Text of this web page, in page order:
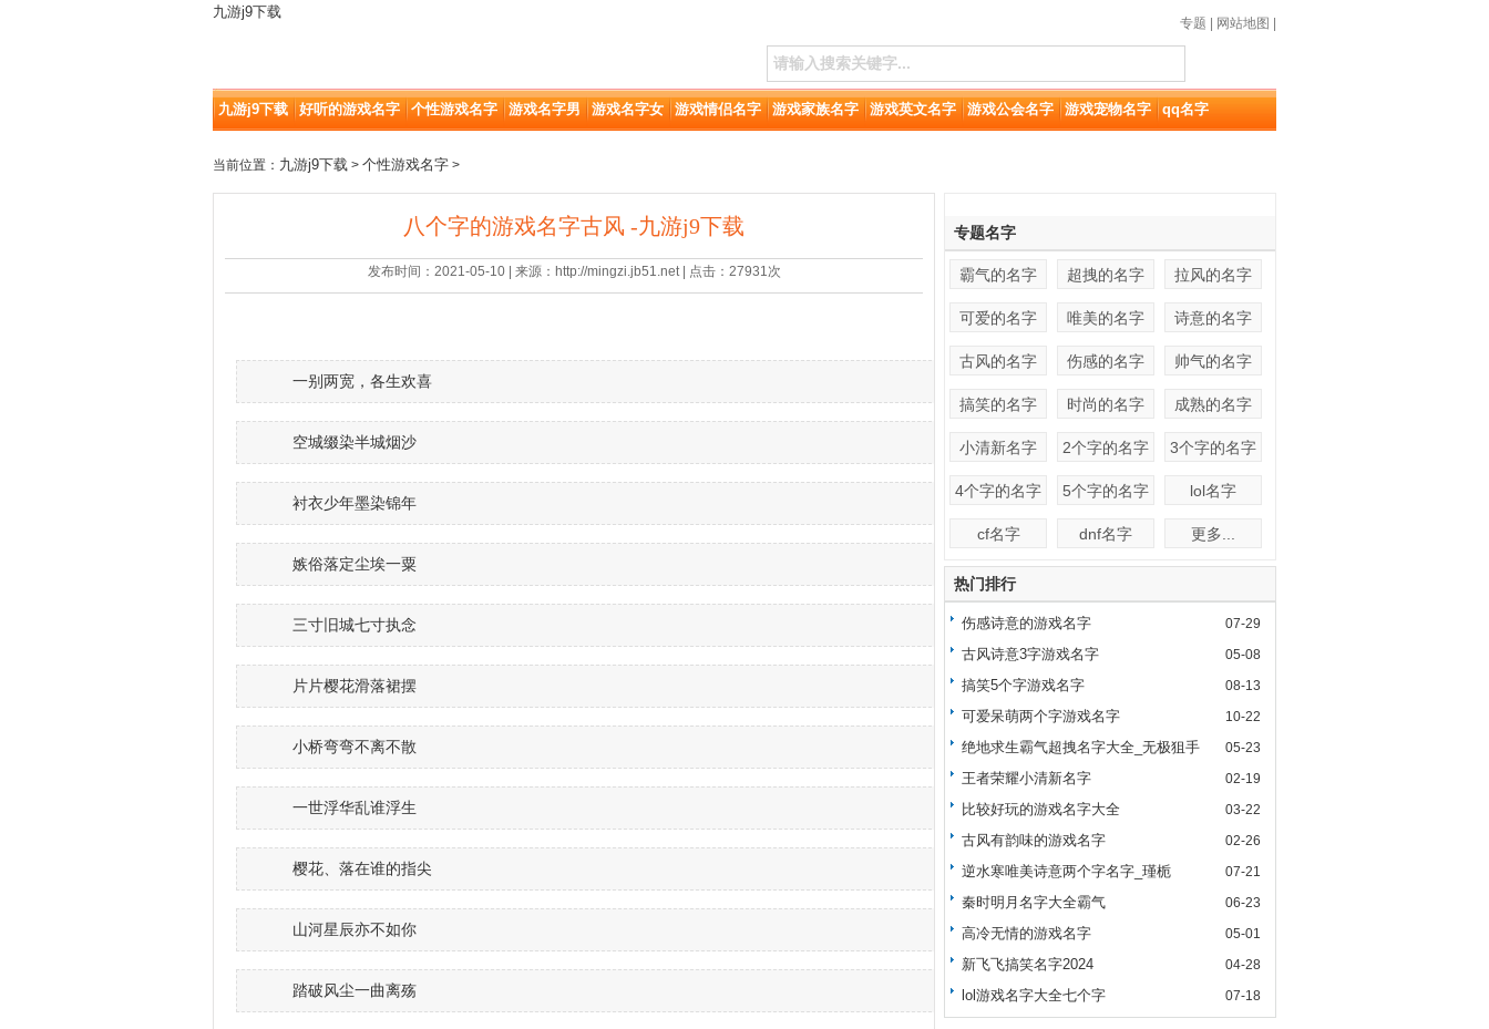
九游j9下载
专题 网站地图
九游j9下载 好听的游戏名字 个性游戏名字 游戏名字男 游戏名字女 游戏情侣名字 游戏家族名字 游戏英文名字 游戏公会名字 游戏宠物名字 qq名字
当前位置： 九游j9下载 > 个性游戏名字 >
八个字的游戏名字古风 -九游j9下载
发布时间：2021-05-10 | 来源：http://mingzi.jb51.net | 点击：27931次
一别两宽，各生欢喜
空城缀染半城烟沙
衬衣少年墨染锦年
嫉俗落定尘埃一粟
三寸旧城七寸执念
片片樱花滑落裙摆
小桥弯弯不离不散
一世浮华乱谁浮生
樱花、落在谁的指尖
山河星辰亦不如你
踏破风尘一曲离殇
专题名字
霸气的名字 超拽的名字 拉风的名字
可爱的名字 唯美的名字 诗意的名字
古风的名字 伤感的名字 帅气的名字
搞笑的名字 时尚的名字 成熟的名字
小清新名字 2个字的名字 3个字的名字
4个字的名字 5个字的名字 lol名字
cf名字 dnf名字 更多...
热门排行
07-29
伤感诗意的游戏名字
05-08
古风诗意3字游戏名字
08-13
搞笑5个字游戏名字
10-22
可爱呆萌两个字游戏名字
05-23
绝地求生霸气超拽名字大全_无极狙手
02-19
王者荣耀小清新名字
03-22
比较好玩的游戏名字大全
02-26
古风有韵味的游戏名字
07-21
逆水寒唯美诗意两个字名字_瑾栀
06-23
秦时明月名字大全霸气
05-01
高冷无情的游戏名字
04-28
新飞飞搞笑名字2024
07-18
lol游戏名字大全七个字